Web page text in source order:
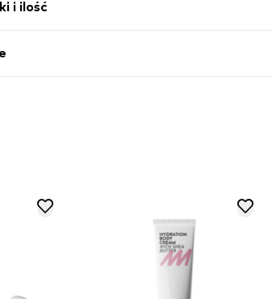
i ilość